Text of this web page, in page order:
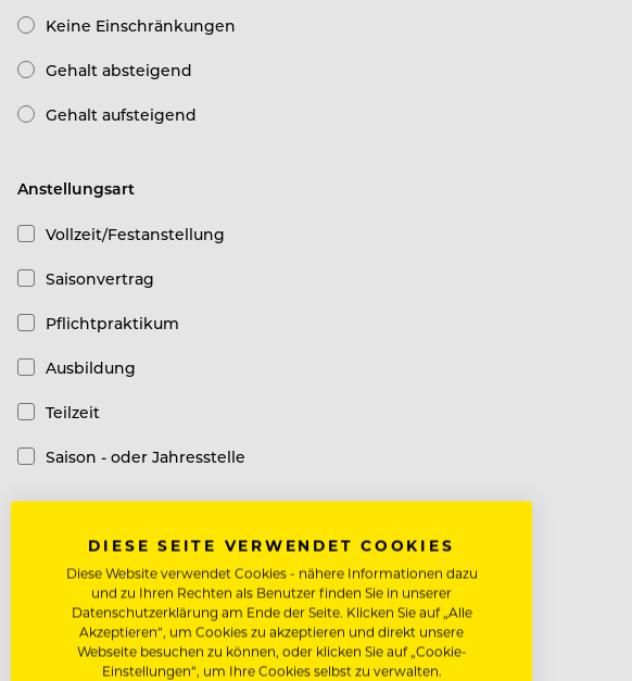
Keine Einschränkungen
Gehalt absteigend
Gehalt aufsteigend
Anstellungsart
Vollzeit/Festanstellung
Saisonvertrag
Pflichtpraktikum
Ausbildung
Teilzeit
Saison - oder Jahresstelle
Top-Arbeitgeber
Hotel Kategorie
DIESE SEITE VERWENDET COOKIES
Diese Website verwendet Cookies - nähere Informationen dazu
und zu Ihren Rechten als Benutzer finden Sie in unserer
Datenschutzerklärung am Ende der Seite. Klicken Sie auf „Alle
Akzeptieren“, um Cookies zu akzeptieren und direkt unsere
Webseite besuchen zu können, oder klicken Sie auf „Cookie-
Einstellungen“, um Ihre Cookies selbst zu verwalten.